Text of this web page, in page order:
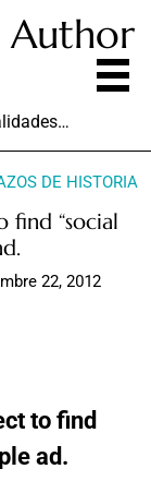
Author
DE HISTORIA
find “social
22, 2012
to find
ad.